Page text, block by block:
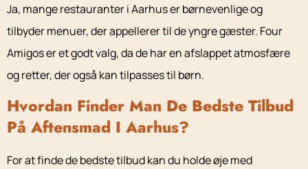
Ja, mange restauranter i Aarhus er børnevenlige og
tilbyder menuer, der appellerer til de yngre gæster. Four
Amigos er et godt valg, da de har en afslappet atmosfære
og retter, der også kan tilpasses til børn.
Hvordan Finder Man De Bedste Tilbud
På Aftensmad I Aarhus?
For at finde de bedste tilbud kan du holde øje med